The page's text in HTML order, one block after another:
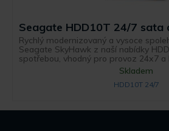
Seagate HDD10T 24/7 sata
Rychlý modernizovaný a vysoce
Seagate SkyHawk z naší nabídky
spotřebou, vhodný pro provoz 24x7 a
Skladem
HDD10T 24/7